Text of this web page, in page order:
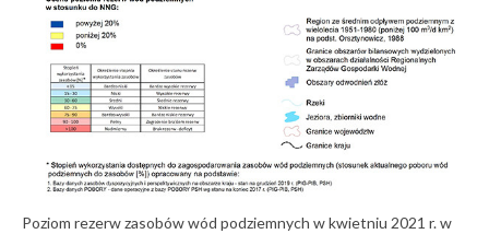
Poziom rezerw zasobów wód podziemnych w kwietniu 2021 r. w